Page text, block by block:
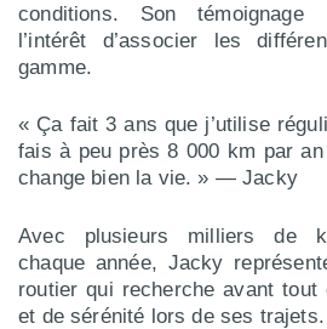
conditions. Son témoignage
l’intérêt d’associer les
gamme.
« Ça fait 3 ans que j’utilise
fais à peu près 8 000 km par
change bien la vie. » — Jacky
Avec plusieurs milliers de
chaque année, Jacky
routier qui recherche avant tout
et de sérénité lors de ses trajets.